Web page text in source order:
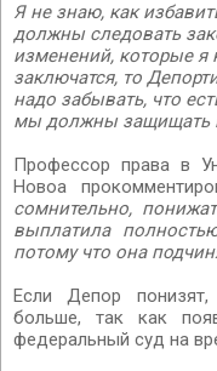
Я не знаю, как
должны следовать
изменений, которые я
заключатся, то
надо забывать, что
мы должны защищать
Профессор права в
Новоа
сомнительно,
выплатила
потому что она
Если Депор
больше, так как
федеральный суд на